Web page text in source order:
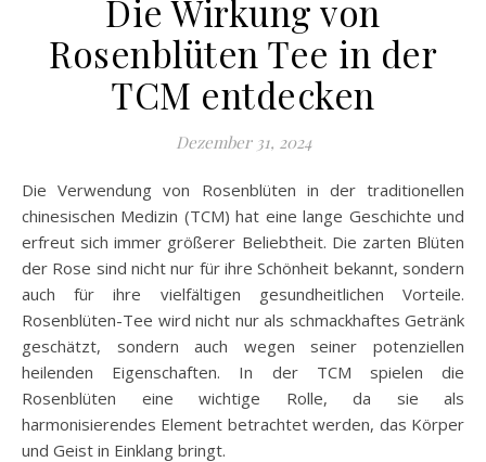
Die Wirkung von
Rosenblüten Tee in der
TCM entdecken
Dezember 31, 2024
Die Verwendung von Rosenblüten in der traditionellen
chinesischen Medizin (TCM) hat eine lange Geschichte und
erfreut sich immer größerer Beliebtheit. Die zarten Blüten
der Rose sind nicht nur für ihre Schönheit bekannt, sondern
auch für ihre vielfältigen gesundheitlichen Vorteile.
Rosenblüten-Tee wird nicht nur als schmackhaftes Getränk
geschätzt, sondern auch wegen seiner potenziellen
heilenden Eigenschaften. In der TCM spielen die
Rosenblüten eine wichtige Rolle, da sie als
harmonisierendes Element betrachtet werden, das Körper
und Geist in Einklang bringt.